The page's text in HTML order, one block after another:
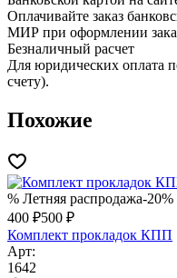
Оплачивайте заказ
МИР при оформлении
Безналичный расчет
Для юридических оплата
счету).
Похожие
% Летняя распродажа-20%
400 ₽500 ₽
Комплект прокладок КПП
Арт:
1642